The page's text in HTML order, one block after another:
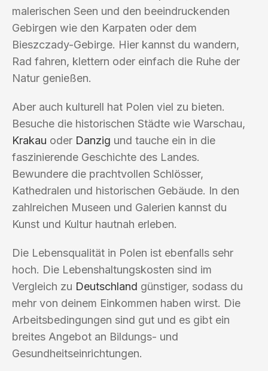
malerischen Seen und den beeindruckenden
Gebirgen wie den Karpaten oder dem
Bieszczady-Gebirge. Hier kannst du wandern,
Rad fahren, klettern oder einfach die Ruhe der
Natur genießen.
Aber auch kulturell hat Polen viel zu bieten.
Besuche die historischen Städte wie Warschau,
Krakau oder Danzig und tauche ein in die
faszinierende Geschichte des Landes.
Bewundere die prachtvollen Schlösser,
Kathedralen und historischen Gebäude. In den
zahlreichen Museen und Galerien kannst du
Kunst und Kultur hautnah erleben.
Die Lebensqualität in Polen ist ebenfalls sehr
hoch. Die Lebenshaltungskosten sind im
Vergleich zu Deutschland günstiger, sodass du
mehr von deinem Einkommen haben wirst. Die
Arbeitsbedingungen sind gut und es gibt ein
breites Angebot an Bildungs- und
Gesundheitseinrichtungen.